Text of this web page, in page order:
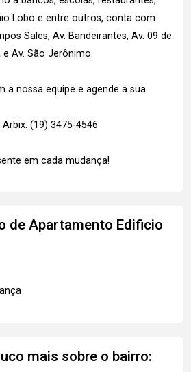
Lobo e entre outros, conta com
Sales, Av. Bandeirantes, Av. 09 de
Av. São Jerônimo.
a nossa equipe e agende a sua
(19) 3475-4546
em cada mudança!
de Apartamento Edificio
mais sobre o bairro: